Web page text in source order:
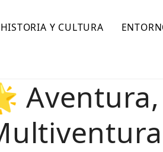
Y CULTURA